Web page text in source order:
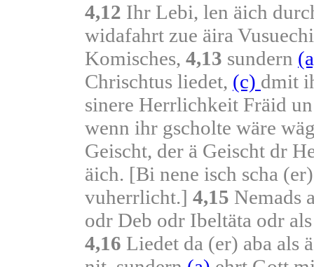
4,12 Ihr Lebi, len äich
widafahrt zue äira
Komisches, 4,13 sundern
Chrischtus liedet, (c) dmit
sinere Herrlichkeit Fräid
wenn ihr gscholte wäre
Geischt, der ä Geischt dr
äich. [Bi nene isch scha
vuherrlicht.] 4,15 Nemads
odr Deb odr Ibeltäta odr
4,16 Liedet da (er) aba als